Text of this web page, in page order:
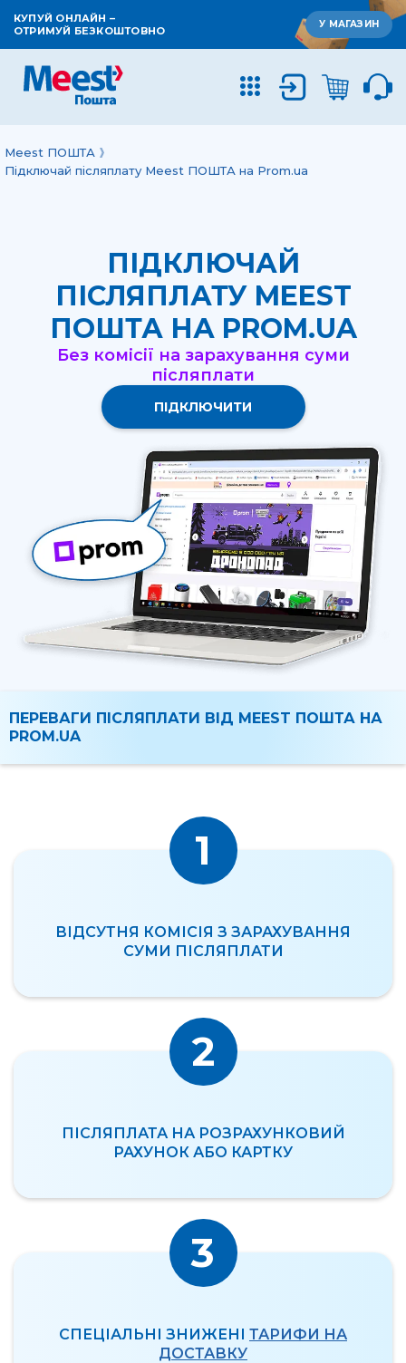
КУПУЙ ОНЛАЙН –
ОТРИМУЙ БЕЗКОШТОВНО
У МАГАЗИН
Meest ПОШТА
Підключай післяплату Meest ПОШТА на Prom.ua
ПІДКЛЮЧАЙ
ПІСЛЯПЛАТУ MEEST
ПОШТА НА PROM.UA
Без комісії на зарахування суми
післяплати
ПІДКЛЮЧИТИ
ПЕРЕВАГИ ПІСЛЯПЛАТИ ВІД MEEST ПОШТА НА
PROM.UA
1
ВІДСУТНЯ КОМІСІЯ З ЗАРАХУВАННЯ
СУМИ ПІСЛЯПЛАТИ
2
ПІСЛЯПЛАТА НА РОЗРАХУНКОВИЙ
РАХУНОК АБО КАРТКУ
3
СПЕЦІАЛЬНІ ЗНИЖЕНІ ТАРИФИ НА
ДОСТАВКУ